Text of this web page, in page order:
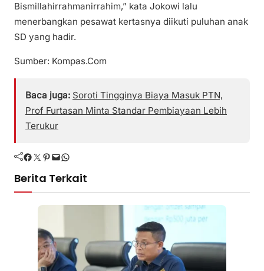
Bismillahirrahmanirrahim,” kata Jokowi lalu
menerbangkan pesawat kertasnya diikuti puluhan anak
SD yang hadir.
Sumber: Kompas.Com
Baca juga: Soroti Tingginya Biaya Masuk PTN,
Prof Furtasan Minta Standar Pembiayaan Lebih
Terukur
Facebook Twitter Pinterest Mail WhatsApp
Berita Terkait